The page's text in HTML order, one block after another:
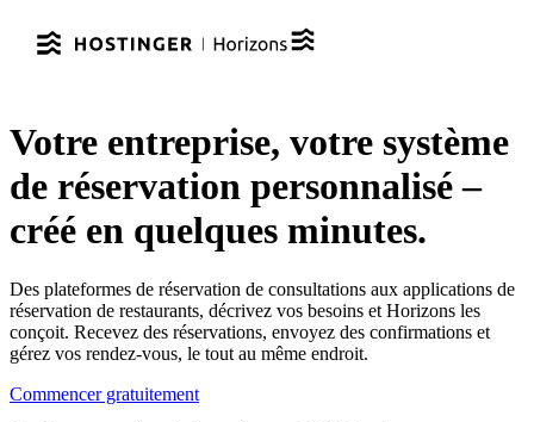
Votre entreprise, votre système
de réservation personnalisé –
créé en quelques minutes.
Des plateformes de réservation de consultations aux applications de
réservation de restaurants, décrivez vos besoins et Horizons les
conçoit. Recevez des réservations, envoyez des confirmations et
gérez vos rendez-vous, le tout au même endroit.
Commencer gratuitement